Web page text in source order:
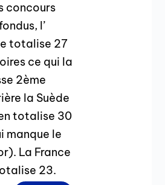
concours
l’
totalise 27
ce qui la
2ème
la Suède
totalise 30
manque le
La France
23.